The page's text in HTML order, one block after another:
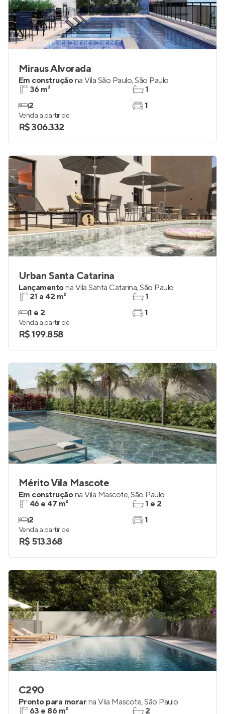
Miraus Alvorada
Em construçãona Vila São Paulo,São Paulo
36 m²
2
1
1
Venda a partir de
R$ 306.332
Urban Santa Catarina
Lançamentona Vila Santa Catarina,São Paulo
21 a 42 m²
1 e 2
1
1
Venda a partir de
R$ 199.858
Mérito Vila Mascote
Em construçãona Vila Mascote,São Paulo
46 e 47 m²
2
1 e 2
1
Venda a partir de
R$ 513.368
C290
Pronto para morar na Vila Mascote,São Paulo
63 e 86 m²
2